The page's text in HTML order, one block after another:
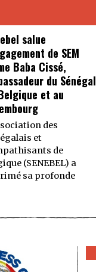
salue
de SEM
Baba Cissé,
du Sénégal
et au
des
et
de
(SENEBEL) a
sa profonde